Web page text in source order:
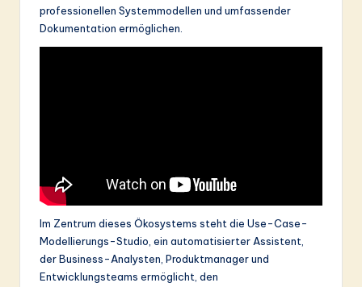
ti
o
professionellen Systemmodellen und umfassender
Dokumentation ermöglichen.
Im Zentrum dieses Ökosystems steht die Use-Case-
Modellierungs-Studio, ein automatisierter Assistent,
der Business-Analysten, Produktmanager und
Entwicklungsteams ermöglicht, den